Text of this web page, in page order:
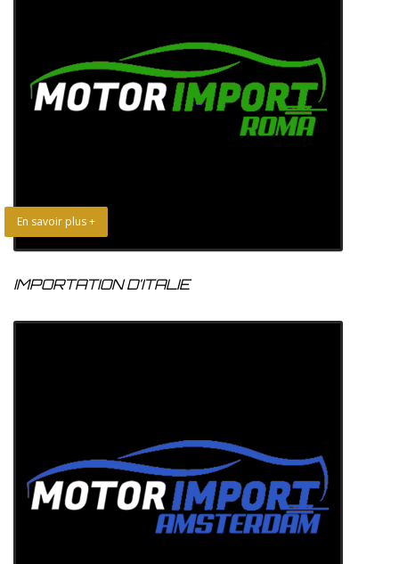
En savoir plus +
IMPORTATION D’ITALIE